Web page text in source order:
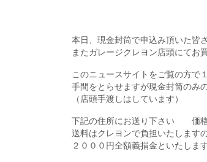
本日、現金封筒で申込み頂いた皆
またガレージクレヨン店頭にてお
このニュースサイトをご覧の方で
手間をとらせますが現金封筒のみ
（店頭手渡しはしています）
下記の住所にお送り下さい 価
送料はクレヨンで負担いたします
２０００円全額義捐金といたしま